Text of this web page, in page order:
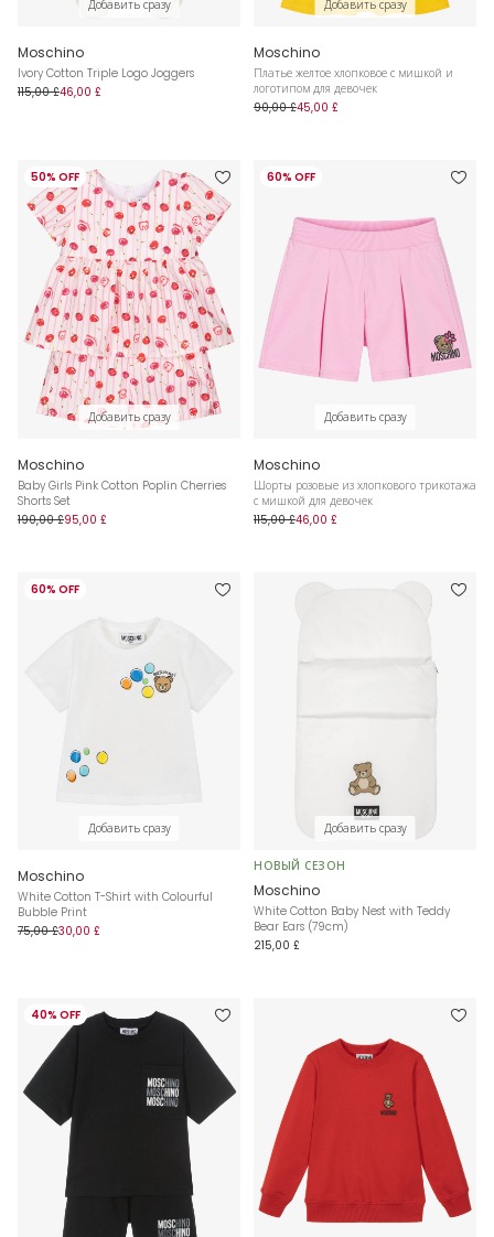
Добавить сразу
Moschino
Ivory Cotton Triple Logo Joggers
115,00 £46,00 £
Добавить сразу
Moschino
Платье желтое хлопковое с мишкой и
логотипом для девочек
90,00 £45,00 £
50% OFF
Добавить сразу
Moschino
Baby Girls Pink Cotton Poplin Cherries
Shorts Set
190,00 £95,00 £
60% OFF
Добавить сразу
Moschino
Шорты розовые из хлопкового трикотажа
с мишкой для девочек
115,00 £46,00 £
60% OFF
Добавить сразу
Moschino
White Cotton T-Shirt with Colourful
Bubble Print
75,00 £30,00 £
Добавить сразу
НОВЫЙ СЕЗОН
Moschino
White Cotton Baby Nest with Teddy
Bear Ears (79cm)
215,00 £
40% OFF